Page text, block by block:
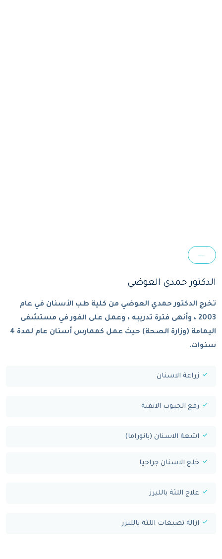
الدكتور حمدي العوضي
تخرج الدكتور حمدي العوضي من كلية طب الأسنان في عام
2003 ، وأنهى فترة تدريبه ، وعمل على الفور في مستشفى
اليمامة (وزارة الصحة) حيث عمل كممارس أسنان عام لمدة 4
سنوات.
زراعة الاسنان
رفع الجيوب الانفية
اشعة الاسنان (بانوراما)
خلع الاسنان جراحيا
علاج اللثة بالليرز
ازالة تصبغات اللثة بالليزر